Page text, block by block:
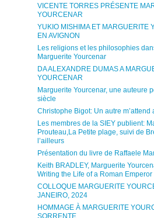
VICENTE TORRES PRÉSENTE
YOURCENAR
YUKIO MISHIMA ET MARGUERITE
EN AVIGNON
Les religions et les philosophies
Marguerite Yourcenar
DA ALEXANDRE DUMAS A
YOURCENAR
Marguerite Yourcenar, une auteure
siècle
Christophe Bigot: Un autre m’attend
Les membres de la SIEY publient:
Prouteau,La Petite plage, suivi de
l’ailleurs
Présentation du livre de Raffaele
Keith BRADLEY, Marguerite
Writing the Life of a Roman Emperor
COLLOQUE MARGUERITE
JANEIRO, 2024
HOMMAGE À MARGUERITE
SORRENTE